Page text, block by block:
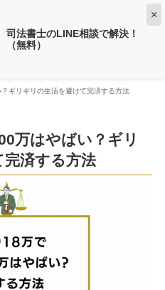
司法書士のLINE相談で解決！
（無料）
×
金がいくら減るか調べる ➡
ギリギリの生活を避けて完済する方法
万はやばい？ギリ
完済する方法